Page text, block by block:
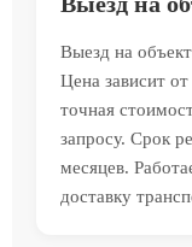
Выезд на
Цена зависит
точная
запросу. Срок
месяцев.
доставку